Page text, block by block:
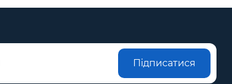
Гарантія
Підписатися